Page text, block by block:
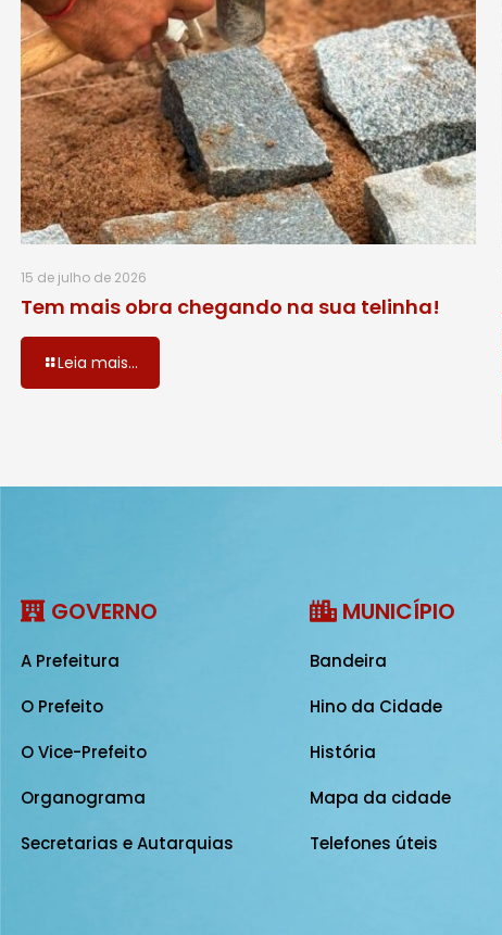
15 de julho de 2026
Tem mais obra chegando na sua telinha!
Leia mais...
GOVERNO
A Prefeitura
O Prefeito
O Vice-Prefeito
Organograma
Secretarias e Autarquias
MUNICÍPIO
Bandeira
Hino da Cidade
História
Mapa da cidade
Telefones úteis